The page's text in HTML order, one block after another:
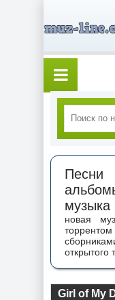
музыка
новая
открытого
Girl of My